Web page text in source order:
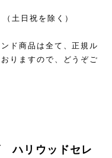
土日祝を除く）
ド商品は全て、正規ル
りますので、どうぞご
ハリウッドセレ